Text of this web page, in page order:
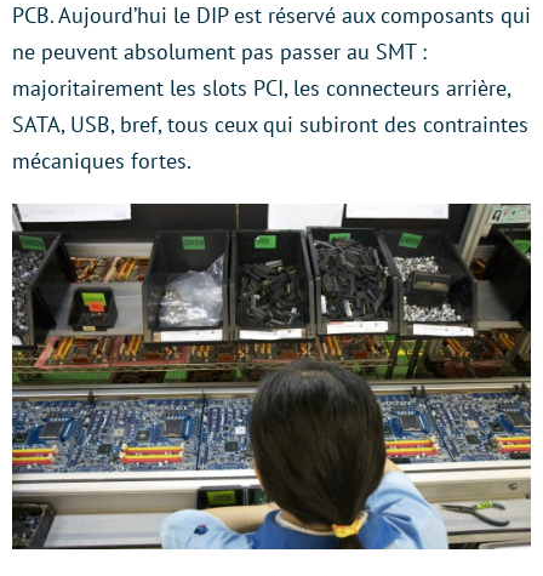
PCB. Aujourd’hui le DIP est réservé aux composants qui
ne peuvent absolument pas passer au SMT :
majoritairement les slots PCI, les connecteurs arrière,
SATA, USB, bref, tous ceux qui subiront des contraintes
mécaniques fortes.